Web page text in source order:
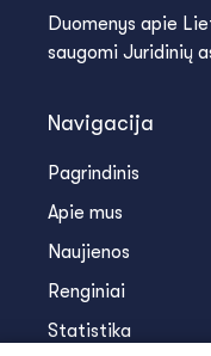
Duomenys apie
saugomi Juridinių
Navigacija
Pagrindinis
Apie mus
Naujienos
Renginiai
Statistika